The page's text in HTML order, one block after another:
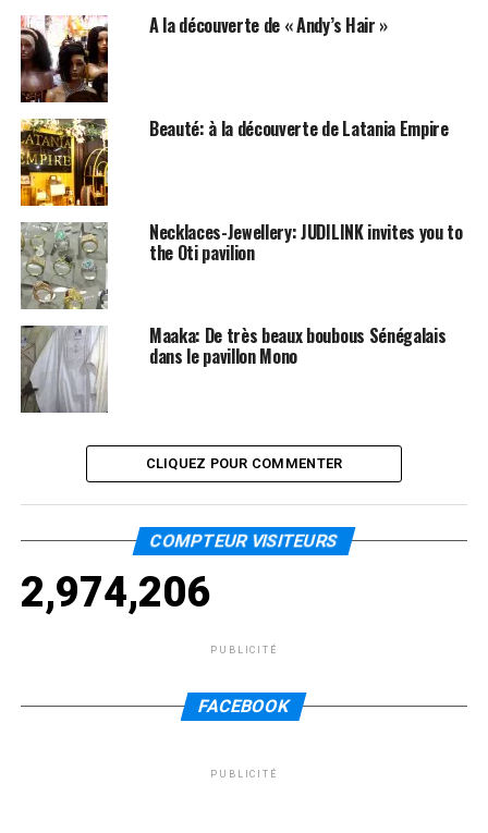
A la découverte de « Andy’s Hair »
Beauté: à la découverte de Latania Empire
Necklaces-Jewellery: JUDILINK invites you to
the Oti pavilion
Maaka: De très beaux boubous Sénégalais
dans le pavillon Mono
CLIQUEZ POUR COMMENTER
COMPTEUR VISITEURS
2,974,206
PUBLICITÉ
FACEBOOK
PUBLICITÉ